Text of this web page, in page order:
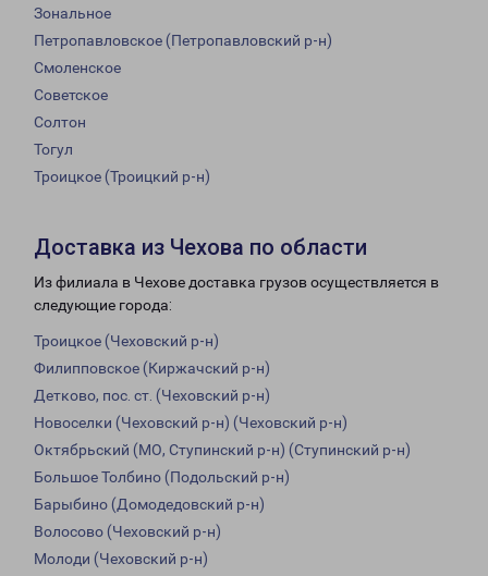
Зональное
Петропавловское (Петропавловский р-н)
Смоленское
Советское
Солтон
Тогул
Троицкое (Троицкий р-н)
Доставка из Чехова по области
Из филиала в Чехове доставка грузов осуществляется в
следующие города:
Троицкое (Чеховский р-н)
Филипповское (Киржачский р-н)
Детково, пос. ст. (Чеховский р-н)
Новоселки (Чеховский р-н) (Чеховский р-н)
Октябрьский (МО, Ступинский р-н) (Ступинский р-н)
Большое Толбино (Подольский р-н)
Барыбино (Домодедовский р-н)
Волосово (Чеховский р-н)
Молоди (Чеховский р-н)